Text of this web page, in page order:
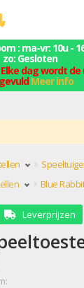
: ma-vr: 10u -
zo: Gesloten
dag wordt
Meer info
Blue
Leverprijzen